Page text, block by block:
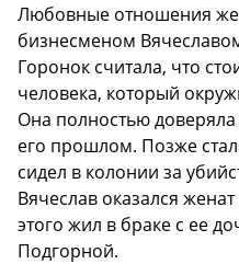
Любовные отношения
бизнесменом
Горонок считала, что
человека, который
Она полностью
его прошлом. Позже
сидел в колонии за
Вячеслав оказался
этого жил в браке с ее
Подгорной.